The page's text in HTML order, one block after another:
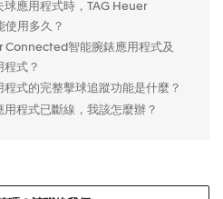
應用程式時，TAG Heuer
用多久？
Connected智能腕錶應用程式及
程式？
式的完整擊球追蹤功能是什麼？
程式已斷線，我該怎麼辦？